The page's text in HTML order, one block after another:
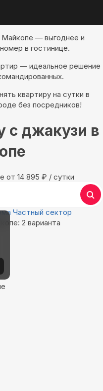
Майкопе — выгоднее и
в гостинице.
— идеальное решение
квартиру на сутки в
без посредников!
с джакузи в
oт 14 895 ₽ / сутки
Частный сектор
2 варианта